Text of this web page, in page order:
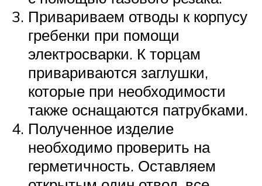
Привариваем отводы к корпусу
гребенки при помощи
электросварки. К торцам
привариваются заглушки,
которые при необходимости
также оснащаются патрубками.
Полученное изделие
необходимо проверить на
герметичность. Оставляем